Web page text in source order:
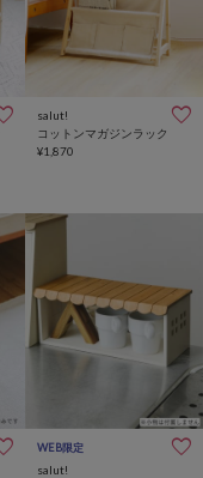
salut!
コットンマガジンラック
¥1,870
WEB限定
salut!